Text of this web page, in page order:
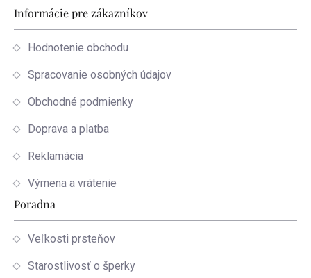
Informácie pre zákazníkov
Hodnotenie obchodu
Spracovanie osobných údajov
Obchodné podmienky
Doprava a platba
Reklamácia
Výmena a vrátenie
Poradna
Veľkosti prsteňov
Starostlivosť o šperky